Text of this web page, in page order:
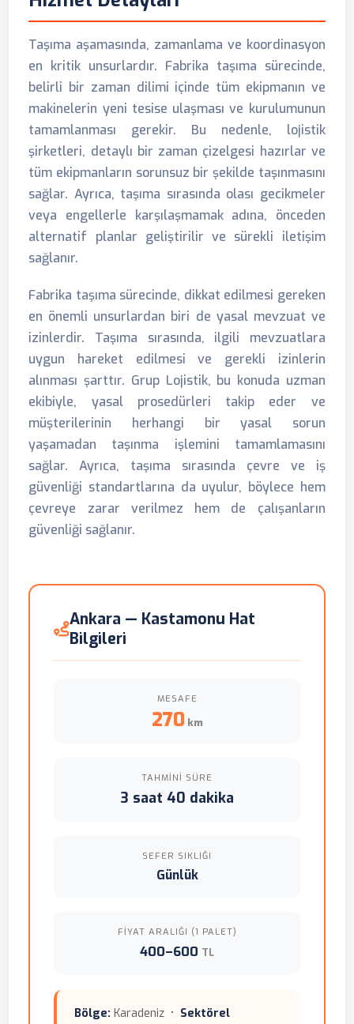
Taşıma aşamasında, zamanlama ve koordinasyon
en kritik unsurlardır. Fabrika taşıma sürecinde,
belirli bir zaman dilimi içinde tüm ekipmanın ve
makinelerin yeni tesise ulaşması ve kurulumunun
tamamlanması gerekir. Bu nedenle, lojistik
şirketleri, detaylı bir zaman çizelgesi hazırlar ve
tüm ekipmanların sorunsuz bir şekilde taşınmasını
sağlar. Ayrıca, taşıma sırasında olası gecikmeler
veya engellerle karşılaşmamak adına, önceden
alternatif planlar geliştirilir ve sürekli iletişim
sağlanır.
Fabrika taşıma sürecinde, dikkat edilmesi gereken
en önemli unsurlardan biri de yasal mevzuat ve
izinlerdir. Taşıma sırasında, ilgili mevzuatlara
uygun hareket edilmesi ve gerekli izinlerin
alınması şarttır. Grup Lojistik, bu konuda uzman
ekibiyle, yasal prosedürleri takip eder ve
müşterilerinin herhangi bir yasal sorun
yaşamadan taşınma işlemini tamamlamasını
sağlar. Ayrıca, taşıma sırasında çevre ve iş
güvenliği standartlarına da uyulur, böylece hem
çevreye zarar verilmez hem de çalışanların
güvenliği sağlanır.
Ankara — Kastamonu Hat
Bilgileri
MESAFE
270 km
TAHMINI SÜRE
3 saat 40 dakika
SEFER SIKLIĞI
Günlük
FIYAT ARALIĞI (1 PALET)
400–600 TL
Bölge: Karadeniz • Sektörel